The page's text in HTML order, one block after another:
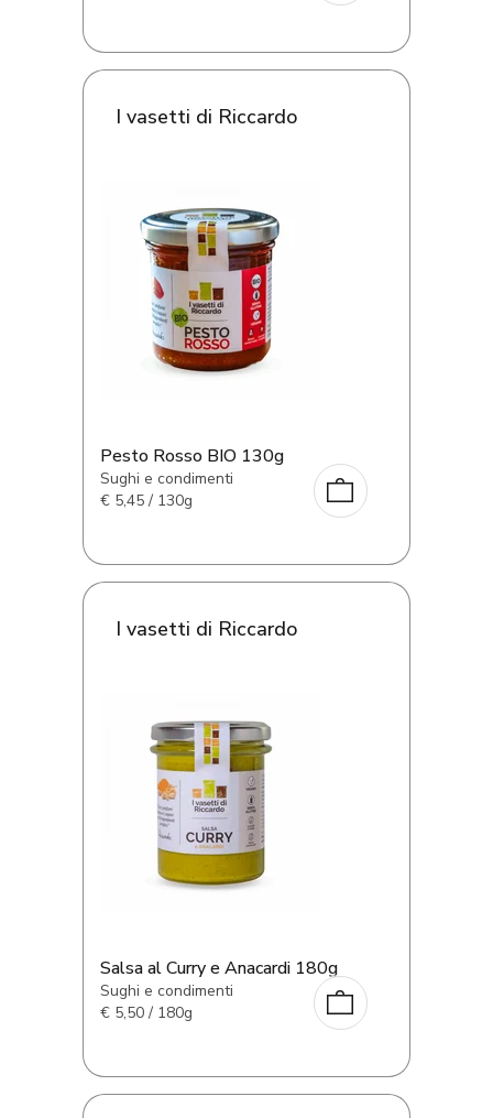
I vasetti di Riccardo
Pesto Rosso BIO 130g
Sughi e condimenti
€ 5,45 / 130g
I vasetti di Riccardo
Salsa al Curry e Anacardi 180g
Sughi e condimenti
€ 5,50 / 180g